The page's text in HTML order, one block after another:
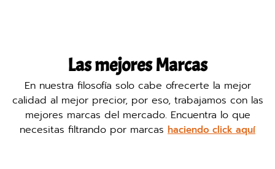
Las mejores Marcas
En nuestra filosofía solo cabe ofrecerte la mejor
calidad al mejor precior, por eso, trabajamos con las
mejores marcas del mercado. Encuentra lo que
necesitas filtrando por marcas haciendo click aquí